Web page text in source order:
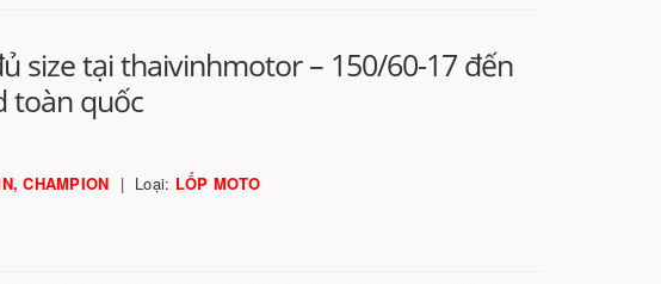
size tại thaivinhmotor – 150/60-17 đến
toàn quốc
CHAMPION Loại: LỐP MOTO